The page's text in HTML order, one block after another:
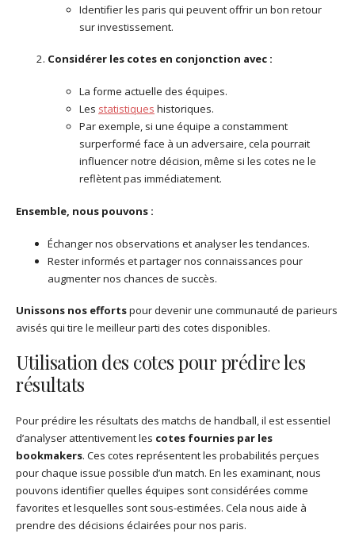
Identifier les paris qui peuvent offrir un bon retour
sur investissement.
Considérer les cotes en conjonction avec :
La forme actuelle des équipes.
Les statistiques historiques.
Par exemple, si une équipe a constamment
surperformé face à un adversaire, cela pourrait
influencer notre décision, même si les cotes ne le
reflètent pas immédiatement.
Ensemble, nous pouvons :
Échanger nos observations et analyser les tendances.
Rester informés et partager nos connaissances pour
augmenter nos chances de succès.
Unissons nos effortspour devenir une communauté de parieurs
avisés qui tire le meilleur parti des cotes disponibles.
Utilisation des cotes pour prédire les
résultats
Pour prédire les résultats des matchs de handball, il est essentiel
d’analyser attentivement les cotes fournies par les
bookmakers. Ces cotes représentent les probabilités perçues
pour chaque issue possible d’un match. En les examinant, nous
pouvons identifier quelles équipes sont considérées comme
favorites et lesquelles sont sous-estimées. Cela nous aide à
prendre des décisions éclairées pour nos paris.